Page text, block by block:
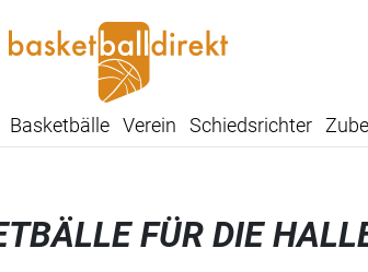
Basketbälle Verein Schiedsrichter
FÜR DIE